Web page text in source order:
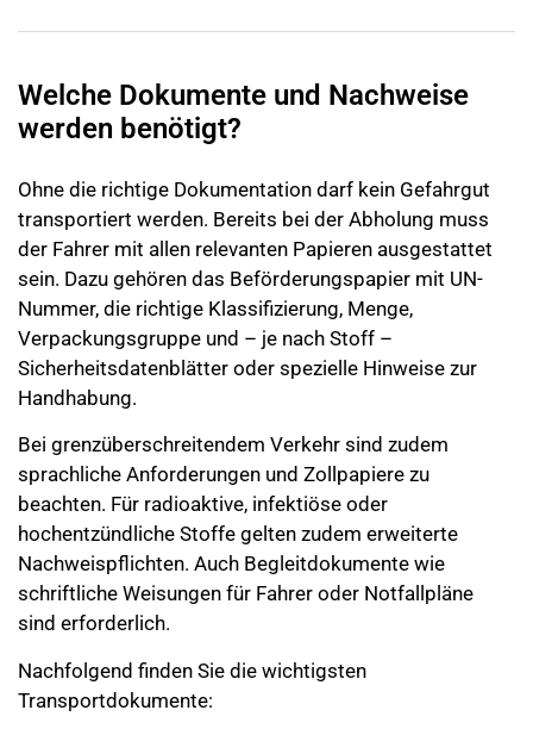
Welche Dokumente und Nachweise
werden benötigt?
Ohne die richtige Dokumentation darf kein Gefahrgut
transportiert werden. Bereits bei der Abholung muss
der Fahrer mit allen relevanten Papieren ausgestattet
sein. Dazu gehören das Beförderungspapier mit UN-
Nummer, die richtige Klassifizierung, Menge,
Verpackungsgruppe und – je nach Stoff –
Sicherheitsdatenblätter oder spezielle Hinweise zur
Handhabung.
Bei grenzüberschreitendem Verkehr sind zudem
sprachliche Anforderungen und Zollpapiere zu
beachten. Für radioaktive, infektiöse oder
hochentzündliche Stoffe gelten zudem erweiterte
Nachweispflichten. Auch Begleitdokumente wie
schriftliche Weisungen für Fahrer oder Notfallpläne
sind erforderlich.
Nachfolgend finden Sie die wichtigsten
Transportdokumente: